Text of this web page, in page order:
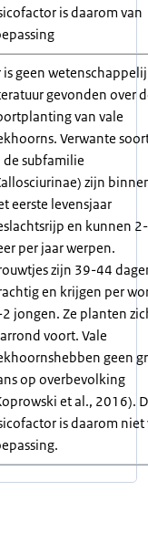
is daarom van
is geen
gevonden over
van vale
Verwante
de subfamilie
zijn
eerste levensjaar
en kunnen
per jaar werpen.
zijn 39-44
en krijgen per
jongen. Ze planten
voort. Vale
geen
op overbevolking
et al., 2016).
is daarom niet